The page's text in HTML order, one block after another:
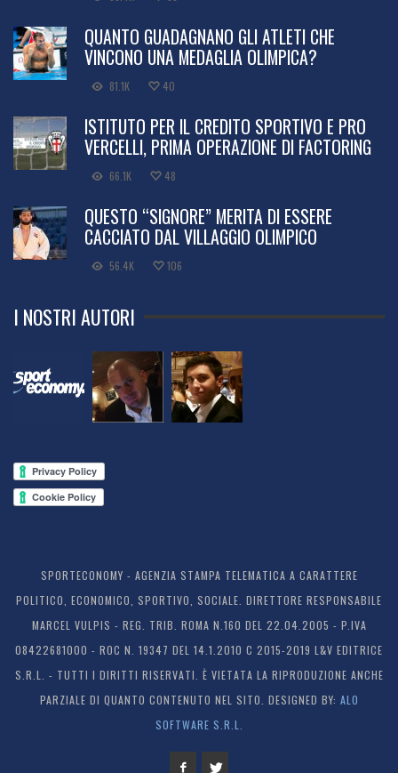
QUANTO GUADAGNANO GLI ATLETI CHE
VINCONO UNA MEDAGLIA OLIMPICA?
81.1K 40
ISTITUTO PER IL CREDITO SPORTIVO E PRO
VERCELLI, PRIMA OPERAZIONE DI FACTORING
66.1K 48
QUESTO “SIGNORE” MERITA DI ESSERE
CACCIATO DAL VILLAGGIO OLIMPICO
56.4K 106
I NOSTRI AUTORI
SPORTECONOMY - AGENZIA STAMPA TELEMATICA A CARATTERE
POLITICO, ECONOMICO, SPORTIVO, SOCIALE. DIRETTORE RESPONSABILE
MARCEL VULPIS - REG. TRIB. ROMA N.160 DEL 22.04.2005 - P.IVA
08422681000 - ROC N. 19347 DEL 14.1.2010 C 2015-2019 L&V EDITRICE
S.R.L. - TUTTI I DIRITTI RISERVATI. È VIETATA LA RIPRODUZIONE ANCHE
PARZIALE DI QUANTO CONTENUTO NEL SITO. DESIGNED BY: ALO
SOFTWARE S.R.L.